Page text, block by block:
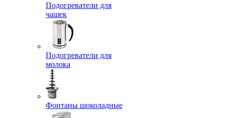
Подогреватели для
чашек
Подогреватели для
молока
Фонтаны шоколадные